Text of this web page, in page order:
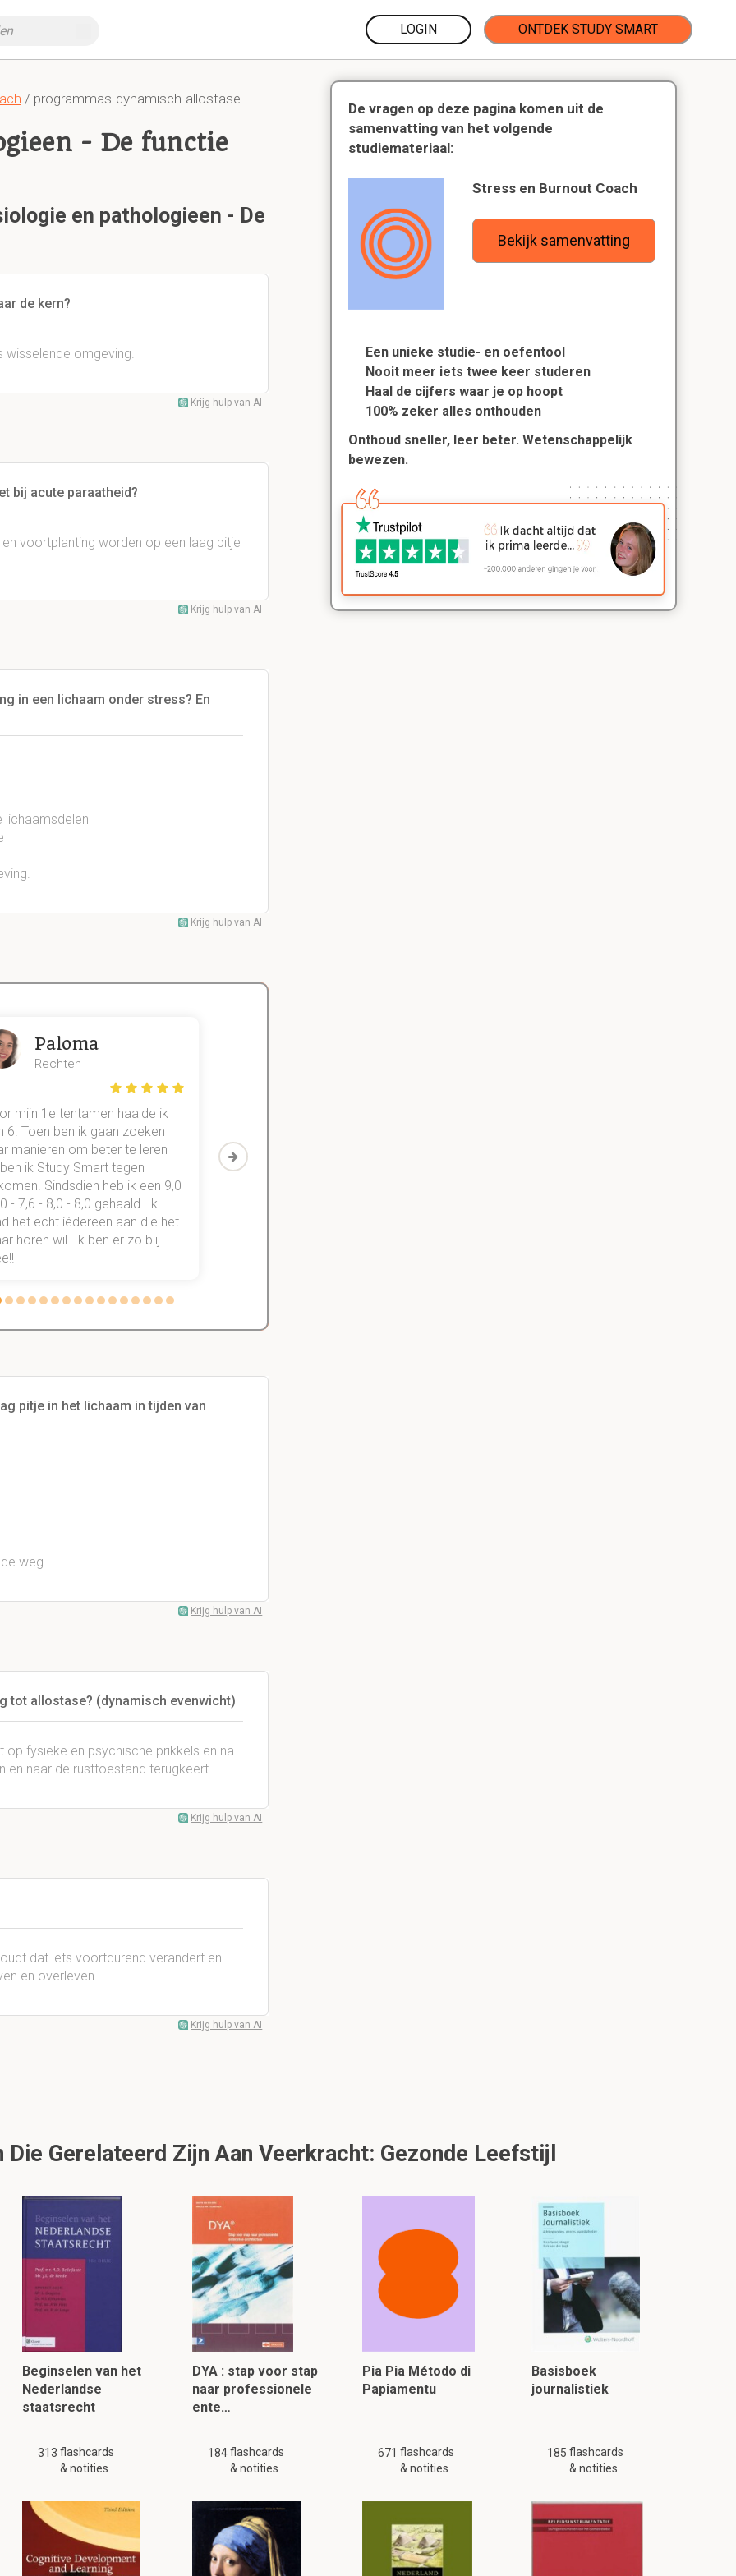
LOGIN ONTDEK STUDY SMART
/ programmas-dynamisch-allostase
- De functie
en pathologieen - De
de kern?
wisselende omgeving.
Krijg hulp van AI
bij acute paraatheid?
voortplanting worden op een laag pitje
Krijg hulp van AI
in een lichaam onder stress? En
lichaamsdelen
Krijg hulp van AI
Paloma
Rechten
mijn 1e tentamen haalde ik
6. Toen ben ik gaan zoeken
manieren om beter te leren
ik Study Smart tegen
Sindsdien heb ik een 9,0
- 7,6 - 8,0 - 8,0 gehaald. Ik
het echt íédereen aan die het
horen wil. Ik ben er zo blij
vakken. Sinds ik mijn
aantekeningen digitaal maak in
pitje in het lichaam in tijden van
weg.
Krijg hulp van AI
tot allostase? (dynamisch evenwicht)
fysieke en psychische prikkels en na
en naar de rusttoestand terugkeert.
Krijg hulp van AI
dat iets voortdurend verandert en
en overleven.
Krijg hulp van AI
De vragen op deze pagina komen uit de
samenvatting van het volgende
studiemateriaal:
Stress en Burnout Coach
Bekijk samenvatting
Een unieke studie- en oefentool
Nooit meer iets twee keer studeren
Haal de cijfers waar je op hoopt
100% zeker alles onthouden
Onthoud sneller, leer beter. Wetenschappelijk
bewezen.
Die Gerelateerd Zijn Aan Veerkracht: Gezonde Leefstijl
Beginselen van het
Nederlandse
staatsrecht
313 flashcards
& notities
DYA : stap voor stap
naar professionele
ente…
184flashcards
& notities
Pia Pia Método di
Papiamentu
671 flashcards
& notities
Basisboek
journalistiek
185 flashcards
& notities